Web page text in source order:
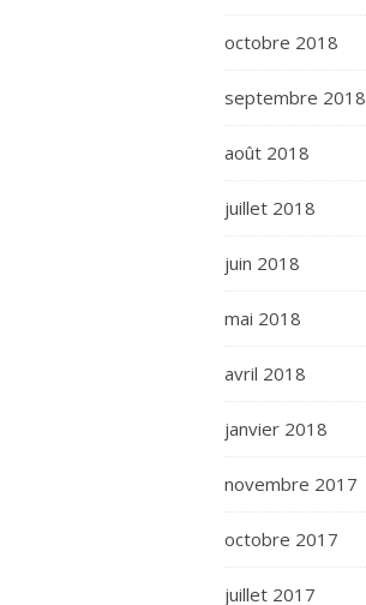
octobre 2018
septembre 2018
août 2018
juillet 2018
juin 2018
mai 2018
avril 2018
janvier 2018
novembre 2017
octobre 2017
juillet 2017